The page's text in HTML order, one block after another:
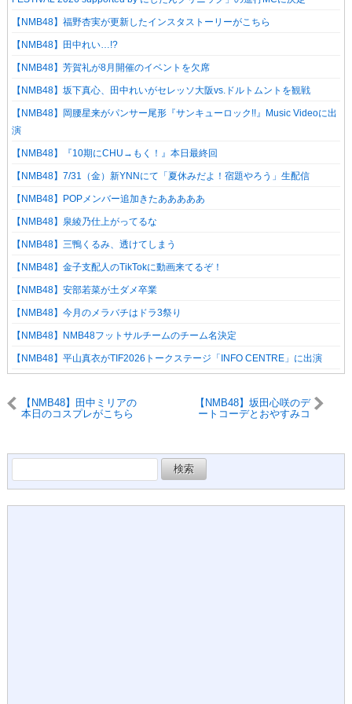
【NMB48】福野杏実が更新したインスタストーリーがこちら
【NMB48】田中れい…!?
【NMB48】芳賀礼が8月開催のイベントを欠席
【NMB48】坂下真心、田中れいがセレッソ大阪vs.ドルトムントを観戦
【NMB48】岡腰星来がパンサー尾形『サンキューロック!!』Music Videoに出
演
【NMB48】『10期にCHU→もく！』本日最終回
【NMB48】7/31（金）新YNNにて「夏休みだよ！宿題やろう」生配信
【NMB48】POPメンバー追加きたあああああ
【NMB48】泉綾乃仕上がってるな
【NMB48】三鴨くるみ、透けてしまう
【NMB48】金子支配人のTikTokに動画来てるぞ！
【NMB48】安部若菜が土ダメ卒業
【NMB48】今月のメラバチはドラ3祭り
【NMB48】NMB48フットサルチームのチーム名決定
【NMB48】平山真衣がTIF2026トークステージ「INFO CENTRE」に出演
【NMB48】田中ミリアの
本日のコスプレがこちら
【NMB48】坂田心咲のデ
ートコーデとおやすみコ
索: